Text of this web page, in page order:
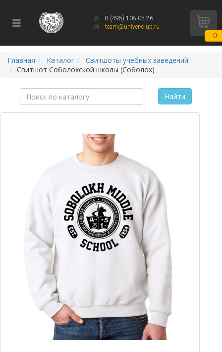
8 (495) 108-05-26
team@univer-club.ru
0
Главная Каталог
Свитшоты учебных заведений
Свитшот Соболохской школы (Соболох)
Найти